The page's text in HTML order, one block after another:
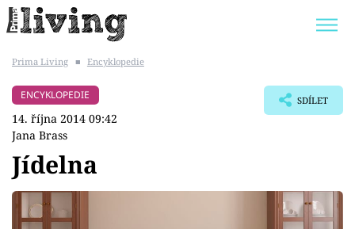
BYDLENÍ SLAVNÝCH
Témata
Prima Living ■ Encyklopedie
ENCYKLOPEDIE
14. října 2014 09:42
Jana Brass
SDÍLET
Jídelna